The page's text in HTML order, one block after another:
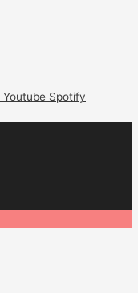
Youtube Spotify